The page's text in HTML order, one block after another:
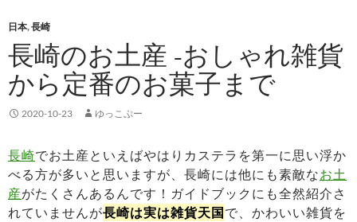
日本,長崎
長崎のお土産 -おしゃれ雑貨
から定番のお菓子まで
2020-10-23 ゆっこぷー
長崎でお土産といえばやはりカステラを第一に思い浮か
べる方が多いと思いますが、長崎には他にも素敵なお土
産がたくさんあるんです！ガイドブックにも全然紹介さ
れていませんが長崎は実は雑貨天国で、かわいい雑貨を